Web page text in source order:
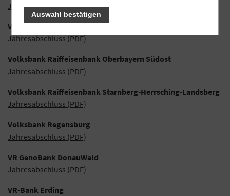
Jahresabschluss (PDF)
Volksbank Raiffeisenbank Fürstenfeldbruck
Jahresabschluss (PDF)
Volksbank Raiffeisenbank Oberbayern Südost
Jahresabschluss (PDF)
Volksbank Raiffeisenbank Starnberg-Herrsching-Landsberg
Jahresabschluss (PDF)
Volksbank Regensburg
Jahresabschluss (PDF)
VR GenoBank DonauWald
Jahresabschluss (PDF)
VR-Bank Erding
Auswahl bestätigen